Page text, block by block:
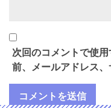
次回のコメントで使
前、メールアドレス、